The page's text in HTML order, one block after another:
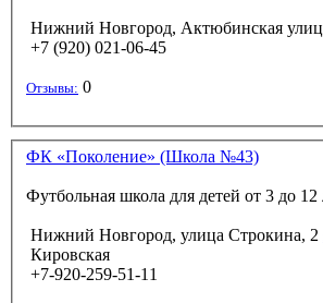
Нижний Новгород, Актюбинская
+7 (920) 021-06-45
Отзывы: 0
ФК «Поколение» (Школа №43)
Футбольная школа для детей от 3 до 12
Нижний Новгород, улица Строкина, 2
Кировская
+7-920-259-51-11